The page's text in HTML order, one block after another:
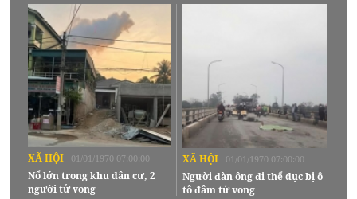
XÃ HỘI 01/01/1970 07:00:00
Nổ lớn trong khu dân cư, 2
người tử vong
XÃ HỘI 01/01/1970 07:00:00
Người đàn ông đi thể dục bị ô
tô đâm tử vong